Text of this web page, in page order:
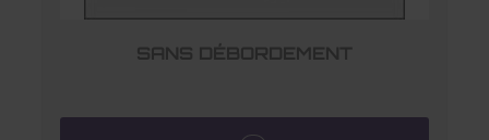
SANS DÉBORDEMENT